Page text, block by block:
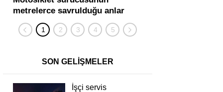
metrelerce savrulduğu anlar
güvenlik kamerasında
SON GELİŞMELER
İşçi servis